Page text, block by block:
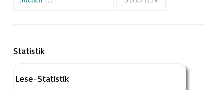
Statistik
Lese-Statistik